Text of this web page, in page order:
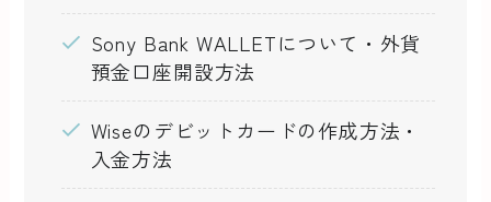
Sony Bank WALLETについて・外貨
預金口座開設方法
Wiseのデビットカードの作成方法・
入金方法